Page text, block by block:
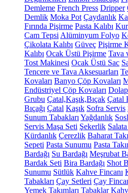
Demleme French Press Dripper
Demlik Moka Pot Çaydanlık
Fırında Pişirme Pasta Kalıbı
Cam Tepsi Alüminyum Folyo
Çikolata Kalıbı Güveç Pişirme
Kalıbı Ocak Üstü Pişirme Tava
Tost Makinesi Ocak Üstü Sac
Tencere ve Tava Aksesuarları
Kovaları Banyo Çöp Kovaları
Endüstriyel Çöp Kovaları
Grubu Çatal,Kaşık,Bıçak Çatal
Bıçağı Çatal Kaşık Sofra Servis
Sunum Tabakları Yağdanlık
Servis Maşa Seti Şekerlik
Kürdanlık Çerezlik Baharat
Sepeti Pasta Sunumu Pasta
Bardağı Su Bardağı Meşrubat
Bardak Seti Bira Bardağı Shot
Sunumu Sütlük Kahve Fincanı
Tabakları Çay Setleri Çay
Yemek Takımları Tabaklar